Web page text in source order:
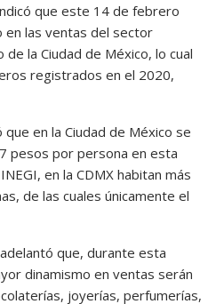
que este 14 de febrero
en las ventas del sector
la Ciudad de México, lo cual
registrados en el 2020,
en la Ciudad de México se
pesos por persona en esta
en la CDMX habitan más
de las cuales únicamente el
que, durante esta
dinamismo en ventas serán
joyerías, perfumerías,